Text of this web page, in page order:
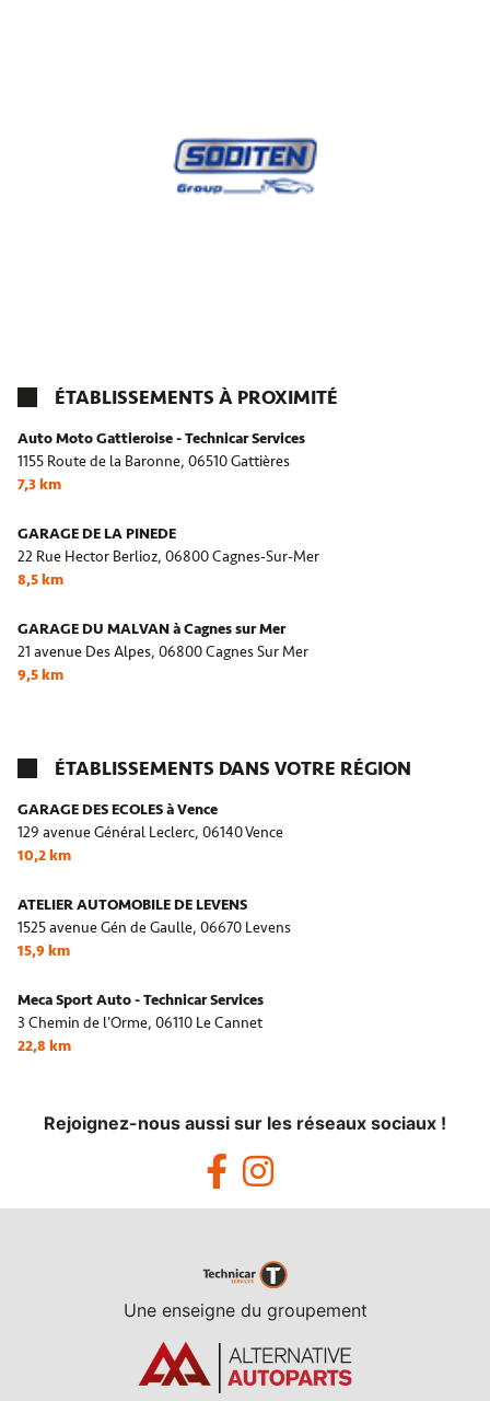
ÉTABLISSEMENTS À PROXIMITÉ
Auto Moto Gattieroise - Technicar Services
1155 Route de la Baronne, 06510 Gattières
7,3 km
GARAGE DE LA PINEDE
22 Rue Hector Berlioz, 06800 Cagnes-Sur-Mer
8,5 km
GARAGE DU MALVAN à Cagnes sur Mer
21 avenue Des Alpes, 06800 Cagnes Sur Mer
9,5 km
ÉTABLISSEMENTS DANS VOTRE RÉGION
GARAGE DES ECOLES à Vence
129 avenue Général Leclerc, 06140 Vence
10,2 km
ATELIER AUTOMOBILE DE LEVENS
1525 avenue Gén de Gaulle, 06670 Levens
15,9 km
Meca Sport Auto - Technicar Services
3 Chemin de l'Orme, 06110 Le Cannet
22,8 km
Rejoignez-nous aussi sur les réseaux sociaux !
Une enseigne du groupement